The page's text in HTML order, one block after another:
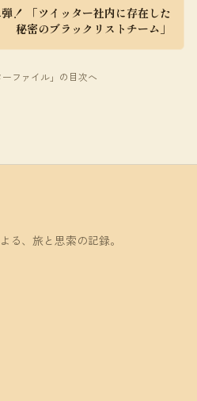
！ 「ツイッター社内に存在した
秘密のブラックリストチーム」
ファイル」の目次へ
る、旅と思索の記録。